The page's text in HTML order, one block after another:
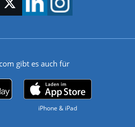
gibt es auch für
iPhone & iPad